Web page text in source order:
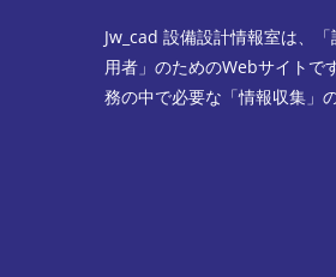
Jw_cad 設備設計情報室は、
用者」のためのWebサイトで
務の中で必要な「情報収集」